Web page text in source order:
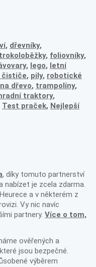
, dřevníky,
, foliovníky,
, lego, letní
čističe, pily, robotické
dřevo, trampolíny,
traktory,
Test praček, Nejlepší
, díky tomuto partnerství
nabízet je zcela zdarma.
a v některém z
Vy nic navíc
partnery. Více o tom,
ověřených a
jsou bezpečné.
výběrem